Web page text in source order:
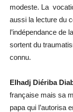
modeste. La
aussi la lecture du
l’indépendance de
sortent du
connu.
Elhadj Diériba
française mais sa
papa qui l’autorisa